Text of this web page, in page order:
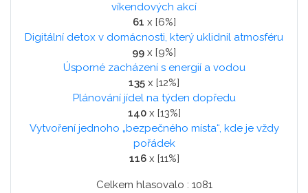
víkendových akcí
61 x [6%]
Digitální detox v domácnosti, který uklidnil atmosféru
99 x [9%]
Úsporné zacházení s energií a vodou
135 x [12%]
Plánování jídel na týden dopředu
140x [13%]
Vytvoření jednoho „bezpečného místa“, kde je vždy
pořádek
116x [11%]
Celkem hlasovalo : 1081